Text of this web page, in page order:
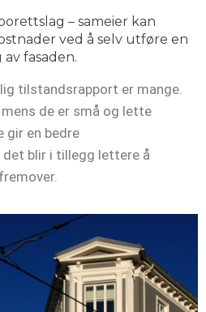
– sameier kan
ved å selv utføre en
fasaden.
tilstandsrapport er mange.
mens de er små og lette
gir en bedre
blir i tillegg lettere å